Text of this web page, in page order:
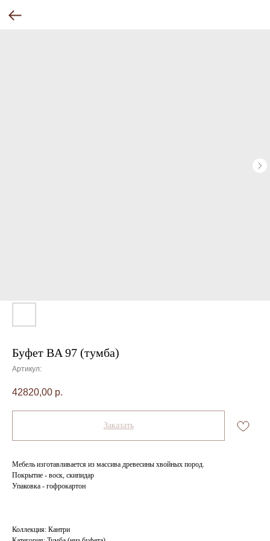
Буфет BA 97 (тумба)
Артикул:
42820,00 р.
Заказать
Мебель изготавливается из массива древесины хвойных пород.
Покрытие - воск, скипидар
Упаковка - гофрокартон
Коллекция: Кантри